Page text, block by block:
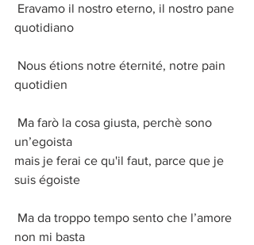
quotidiano
quotidien
un’egoista
mais je ferai ce qu'il faut, parce que je
suis égoiste
non mi basta